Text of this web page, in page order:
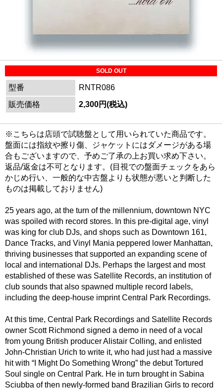
SOLD OUT
型番
RNTR086
販売価格
2,300円(税込)
※こちらは店頭で試聴盤として用いられていた商品です。
盤面には指紋や擦り傷、ジャケットにはダメージがある場
合もございますので、予めご了承の上お買い求め下さい。
返品/返金は不可となります。(目視での盤面チェックをあら
かじめ行い、一般的な中古盤よりも状態が悪いと判断した
ものは掲載しておりません)
25 years ago, at the turn of the millennium, downtown NYC
was spoiled with record stores. In this pre-digital age, vinyl
was king for club DJs, and shops such as Downtown 161,
Dance Tracks, and Vinyl Mania peppered lower Manhattan,
thriving businesses that supported an expanding scene of
local and international DJs. Perhaps the largest and most
established of these was Satellite Records, an institution of
club sounds that also spawned multiple record labels,
including the deep-house imprint Central Park Recordings.
At this time, Central Park Recordings and Satellite Records
owner Scott Richmond signed a demo in need of a vocal
from young British producer Alistair Colling, and enlisted
John-Christian Urich to write it, who had just had a massive
hit with “I Might Do Something Wrong” the debut Tortured
Soul single on Central Park. He in turn brought in Sabina
Sciubba of then newly-formed band Brazilian Girls to record